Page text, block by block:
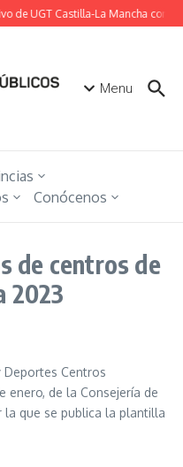
de UGT Castilla-La Mancha con
Menu
Conócenos
de centros de
2023
Deportes Centros
enero, de la Consejería de
la que se publica la plantilla